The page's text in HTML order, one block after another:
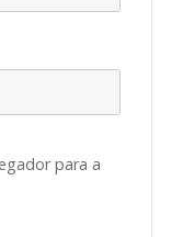
para a